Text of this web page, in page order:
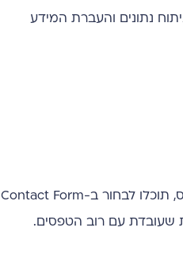
נתונים והעברת המידע
בחר את האפליקציה: חפשו את אפליקציית הטפסים שלכם. לדוגמה, אם אתם משתמשים בוורדפרס, תוכלו לבחור ב-Contact Form
שעובדת עם רוב הטפסים.